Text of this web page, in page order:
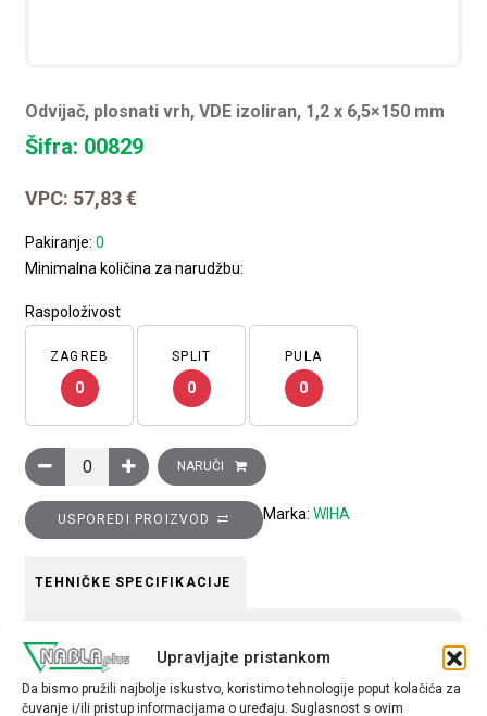
Upravljajte pristankom
Da bismo pružili najbolje iskustvo, koristimo tehnologije poput kolačića za
čuvanje i/ili pristup informacijama o uređaju. Suglasnost s ovim
Odvijač, plosnati vrh, VDE izoliran, 1,2 x 6,5×150 mm
Šifra: 00829
VPC: 57,83€
Pakiranje:0
Minimalna količina za narudžbu:
Raspoloživost
ZAGREB
0
SPLIT
0
PULA
0
Odvijač, plosnati vrh, VDE izoliran, 1,2 x 6,5x150 mm količina
NARUČI
USPOREDI PROIZVOD Marka: WIHA
TEHNIČKE SPECIFIKACIJE
materijal
metal